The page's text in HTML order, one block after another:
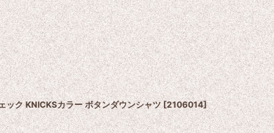
ク KNICKSカラー ボタンダウンシャツ [2106014]